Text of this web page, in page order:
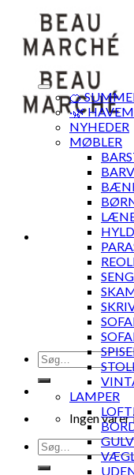
content
Søg
efter:
Ingen varer
Søg
efter:
🍊
·🌿
NYHEDER
MØBLER
LAMPER